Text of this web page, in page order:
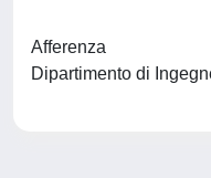
Afferenza
Dipartimento di